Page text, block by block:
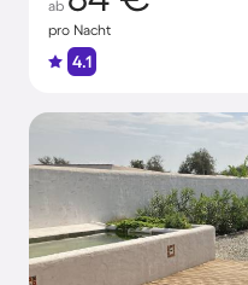
ab
pro Nacht
4.1